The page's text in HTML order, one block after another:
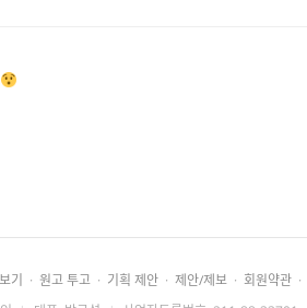
기 · 원고 투고 · 기획 제안 · 제안/제보 · 회원약관 ·